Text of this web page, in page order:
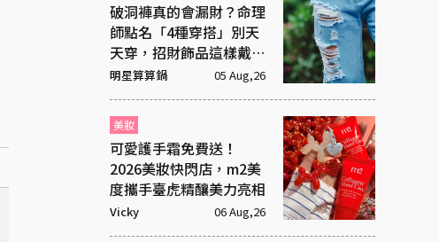
破洞褲真的會漏財？命理
師點名「4種穿搭」別天
天穿，招財飾品這樣戴才
有效
明星算算鍋 05 Aug,26
美妝
可愛護手霜免費送！
2026美妝快閃店，m2美
度攜手臺虎精釀美力亮相
Vicky 06 Aug,26